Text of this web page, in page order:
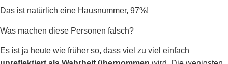
Das ist natürlich eine Hausnummer, 97%!
Was machen diese Personen falsch?
Es ist ja heute wie früher so, dass viel zu viel einfach